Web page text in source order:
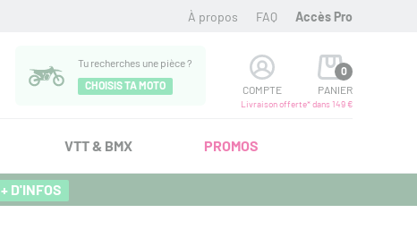
À propos FAQ Accès Pro
Tu recherches une pièce ?
CHOISIS TA MOTO
COMPTE
0
PANIER
Livraison offerte* dans 149 €
VTT & BMX PROMOS
+ D'INFOS